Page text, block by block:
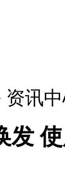
资讯
发